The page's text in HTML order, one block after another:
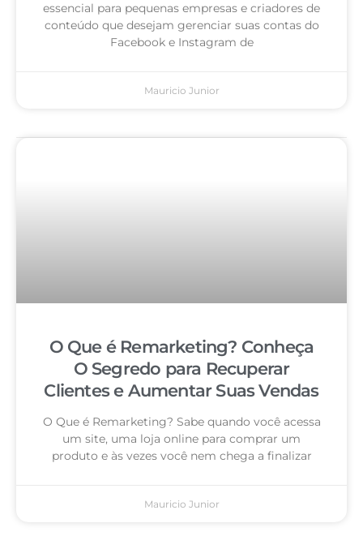
essencial para pequenas empresas e criadores de
conteúdo que desejam gerenciar suas contas do
Facebook e Instagram de
Mauricio Junior
O Que é Remarketing? Conheça
O Segredo para Recuperar
Clientes e Aumentar Suas Vendas
O Que é Remarketing? Sabe quando você acessa
um site, uma loja online para comprar um
produto e às vezes você nem chega a finalizar
Mauricio Junior